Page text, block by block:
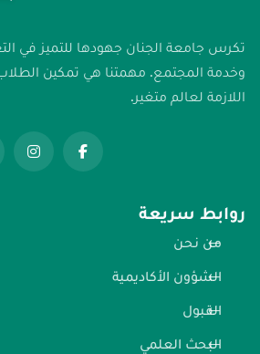
تكرس جامعة الجنان جهودها للتميز في
وخدمة المجتمع. مهمتنا هي تمكين
اللازمة لعالم متغير.
روابط سريعة
من نحن
الشؤون الأكاديمية
القبول
البحث العلمي